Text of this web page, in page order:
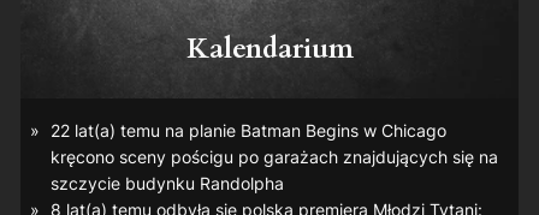
Kalendarium
22 lat(a) temu na planie Batman Beginsw Chicago
kręcono sceny pościgu po garażach znajdujących się na
szczycie budynku Randolpha
8 lat(a) temu odbyła się polska premiera Młodzi Tytani: